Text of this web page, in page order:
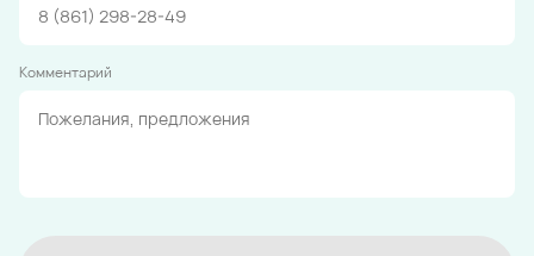
Комментарий